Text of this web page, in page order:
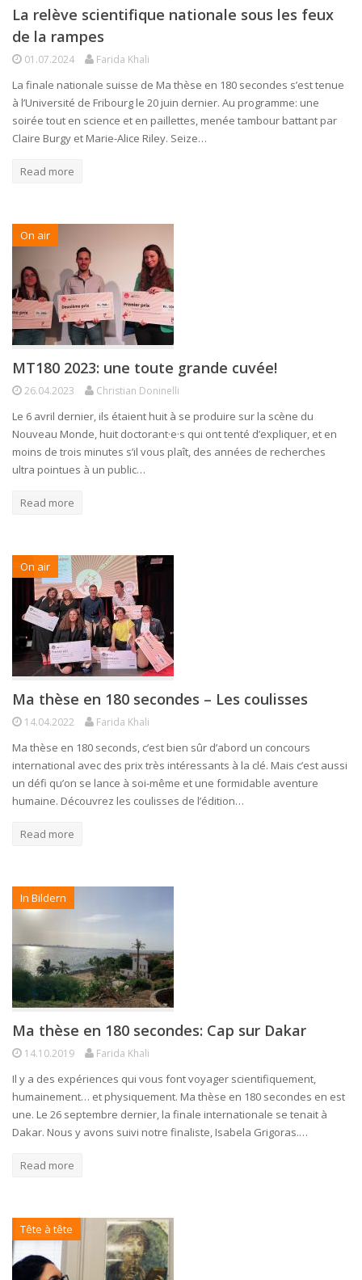
La relève scientifique nationale sous les feux
de la rampes
01.07.2024 Farida Khali
La finale nationale suisse de Ma thèse en 180 secondes s’est tenue
à l’Université de Fribourg le 20 juin dernier. Au programme: une
soirée tout en science et en paillettes, menée tambour battant par
Claire Burgy et Marie-Alice Riley. Seize…
Read more
On air
MT180 2023: une toute grande cuvée!
26.04.2023 Christian Doninelli
Le 6 avril dernier, ils étaient huit à se produire sur la scène du
Nouveau Monde, huit doctorant·e·s qui ont tenté d’expliquer, et en
moins de trois minutes s’il vous plaît, des années de recherches
ultra pointues à un public…
Read more
On air
Ma thèse en 180 secondes – Les coulisses
14.04.2022 Farida Khali
Ma thèse en 180 seconds, c’est bien sûr d’abord un concours
international avec des prix très intéressants à la clé. Mais c’est aussi
un défi qu’on se lance à soi-même et une formidable aventure
humaine. Découvrez les coulisses de l’édition…
Read more
In Bildern
Ma thèse en 180 secondes: Cap sur Dakar
14.10.2019 Farida Khali
Il y a des expériences qui vous font voyager scientifiquement,
humainement… et physiquement. Ma thèse en 180 secondes en est
une. Le 26 septembre dernier, la finale internationale se tenait à
Dakar. Nous y avons suivi notre finaliste, Isabela Grigoras.…
Read more
Tête à tête